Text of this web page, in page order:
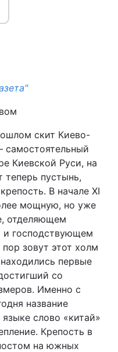
скит Киево-
Киевской Руси, на
теперь пустынь,
В начале XI
мощную, но уже
отделяющем
господствующем
зовут этот холм
первые
со
Именно с
название
слово «китай»
Крепость в
на южных